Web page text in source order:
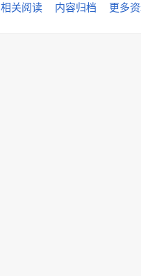
相关阅读 内容归档 更多